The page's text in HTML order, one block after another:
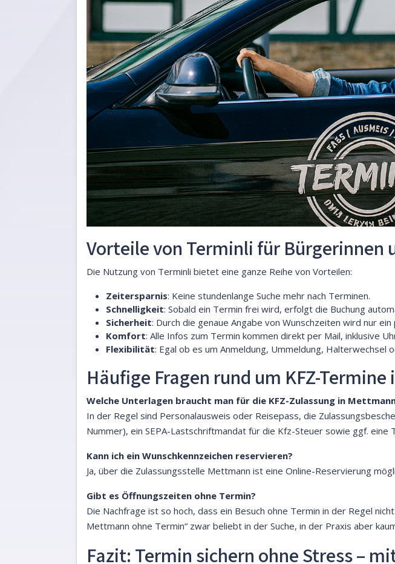
Vorteile von Terminli für Bürgerinnen
Die Nutzung von Terminli bietet eine ganze Reihe von Vorteilen:
Zeitersparnis: Keine stundenlange Suche mehr nach Terminen.
Schnelligkeit: Sobald ein Termin frei wird, erfolgt die Buchung
Sicherheit: Durch die genaue Angabe von Wunschzeiten wird nur
Komfort: Alle Infos zum Termin kommen direkt per Mail, inklusive
Flexibilität: Egal ob es um Anmeldung, Ummeldung,
Häufige Fragen rund um KFZ-
Welche Unterlagen braucht man für die KFZ-Zulassung in
In der Regel sind Personalausweis oder Reisepass, die
Nummer), ein SEPA-Lastschriftmandat für die Kfz-Steuer sowie ggf. eine
Kann ich ein Wunschkennzeichen reservieren?
Ja, über die Zulassungsstelle Mettmann ist eine Online-Reservierung
Gibt es Öffnungszeiten ohne Termin?
Die Nachfrage ist so hoch, dass ein Besuch ohne Termin in der Regel
Mettmann ohne Termin“ zwar beliebt in der Suche, in der Praxis aber
Fazit: Termin sichern ohne Stress –